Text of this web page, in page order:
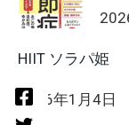
HIIT ソラパ姫
2026年1月4日